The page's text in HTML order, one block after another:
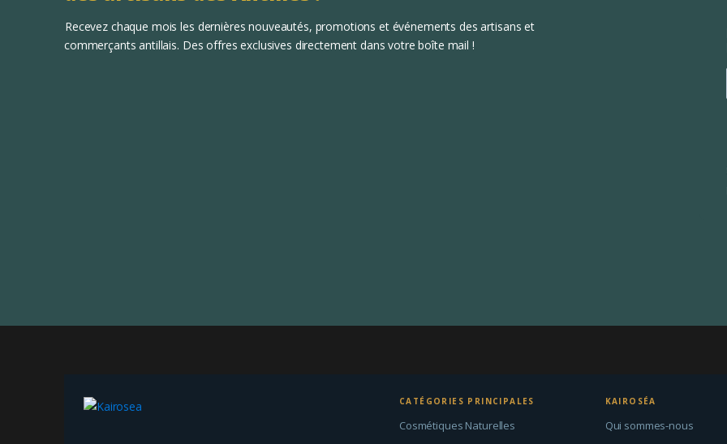
Recevez chaque mois les dernières nouveautés, promotions et événements des artisans et
commerçants antillais. Des offres exclusives directement dans votre boîte mail !
CATÉGORIES PRINCIPALES
Cosmétiques Naturelles
KAIROSÉA
Qui sommes-nous